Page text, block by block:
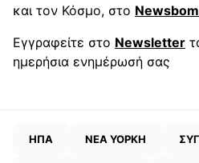
και τον Κόσμο, στο
Εγγραφείτε στο Newsletter
ημερήσια ενημέρωσή σας
ΗΠΑ ΝΕΑ ΥΟΡΚΗ